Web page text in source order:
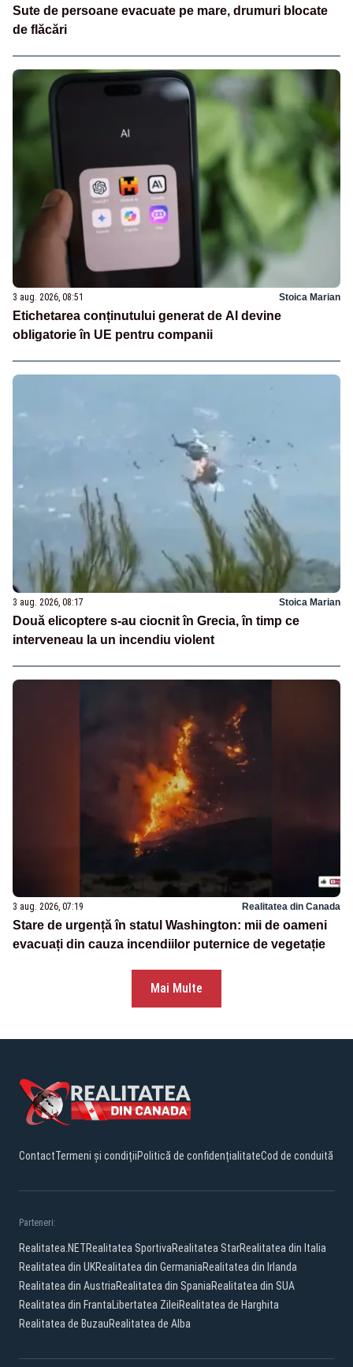
Sute de persoane evacuate pe mare, drumuri blocate
de flăcări
3 aug. 2026, 08:51 Stoica Marian
Etichetarea conținutului generat de AI devine
obligatorie în UE pentru companii
3 aug. 2026, 08:17 Stoica Marian
Două elicoptere s-au ciocnit în Grecia, în timp ce
interveneau la un incendiu violent
3 aug. 2026, 07:19 Realitatea din Canada
Stare de urgență în statul Washington: mii de oameni
evacuați din cauza incendiilor puternice de vegetație
Mai Multe
ContactTermeni și condițiiPolitică de confidențialitateCod de conduită
Parteneri:
Realitatea.NETRealitatea SportivaRealitatea StarRealitatea din Italia
Realitatea din UKRealitatea din GermaniaRealitatea din Irlanda
Realitatea din AustriaRealitatea din SpaniaRealitatea din SUA
Realitatea din FrantaLibertatea ZileiRealitatea de Harghita
Realitatea de BuzauRealitatea de Alba